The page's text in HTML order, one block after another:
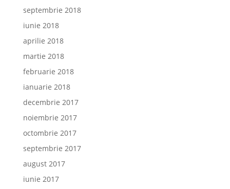
septembrie 2018
iunie 2018
aprilie 2018
martie 2018
februarie 2018
ianuarie 2018
decembrie 2017
noiembrie 2017
octombrie 2017
septembrie 2017
august 2017
iunie 2017